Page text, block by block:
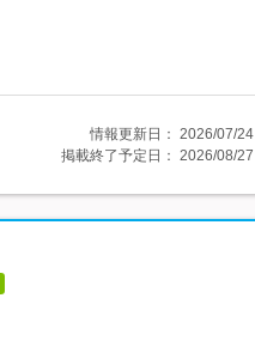
情報更新日： 2026/07/24
掲載終了予定日： 2026/08/27